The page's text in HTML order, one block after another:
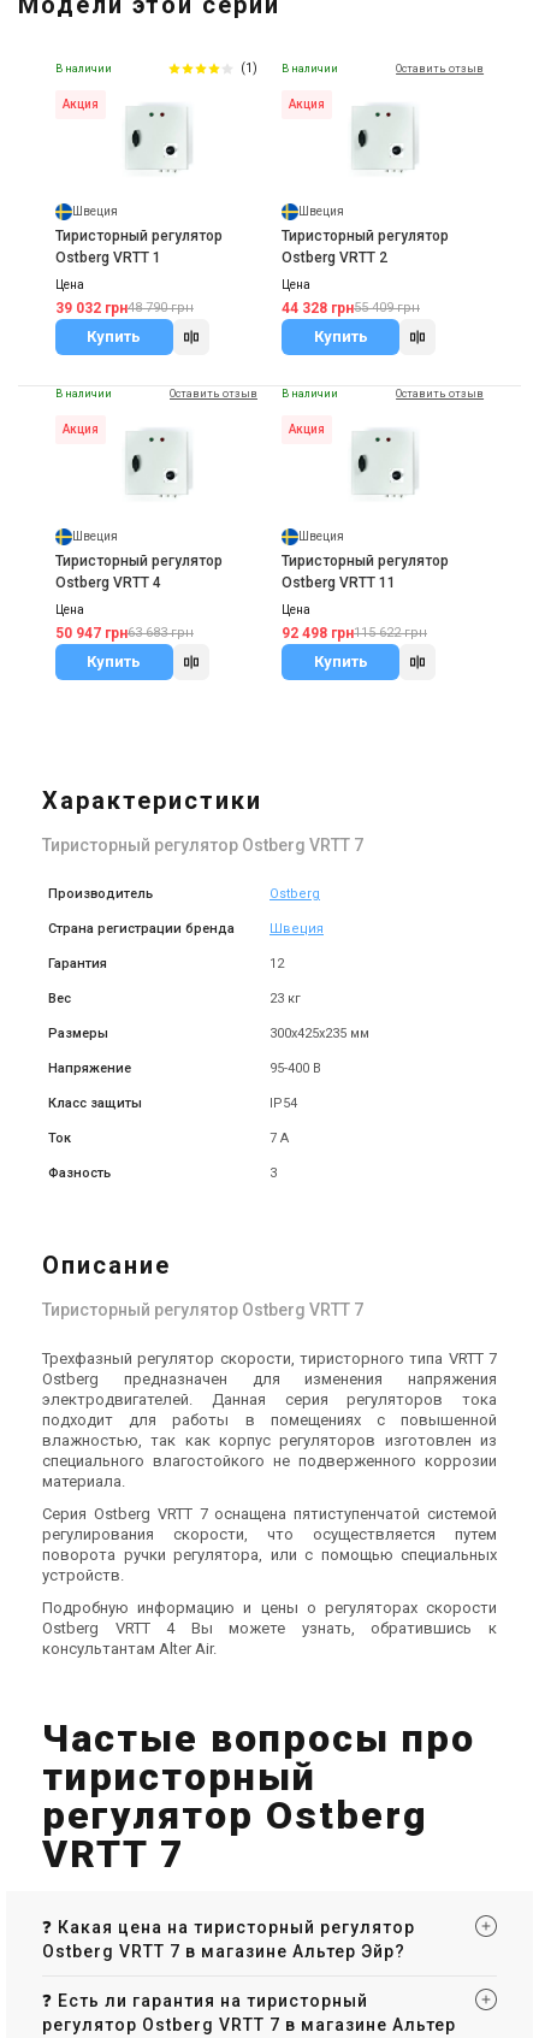
Купить
В наличии (1)
Акция
Швеция
Тиристорный регулятор
Ostberg VRTT 1
Цена
39 032 грн48 790 грн
Купить
В наличии Оставить отзыв
Акция
Швеция
Тиристорный регулятор
Ostberg VRTT 2
Цена
44 328 грн55 409 грн
Купить
В наличии Оставить отзыв
Акция
Швеция
Тиристорный регулятор
Ostberg VRTT 4
Цена
50 947 грн63 683 грн
Купить
В наличии Оставить отзыв
Акция
Швеция
Тиристорный регулятор
Ostberg VRTT 11
Цена
92 498 грн115 622 грн
Купить
Характеристики
Тиристорный регулятор Ostberg VRTT 7
Производитель Ostberg
Страна регистрации бренда Швеция
Гарантия 12
Вес 23 кг
Размеры 300х425х235 мм
Напряжение 95-400 В
Класс защиты IP54
Ток 7 А
Фазность 3
Описание
Тиристорный регулятор Ostberg VRTT 7
Трехфазный регулятор скорости, тиристорного типа VRTT 7
Ostberg предназначен для изменения напряжения
электродвигателей. Данная серия регуляторов тока
подходит для работы в помещениях с повышенной
влажностью, так как корпус регуляторов изготовлен из
специального влагостойкого не подверженного коррозии
материала.
Серия Ostberg VRTT 7 оснащена пятиступенчатой системой
регулирования скорости, что осуществляется путем
поворота ручки регулятора, или с помощью специальных
устройств.
Подробную информацию и цены о регуляторах скорости
Ostberg VRTT 4 Вы можете узнать, обратившись к
консультантам Alter Air.
Частые вопросы про
тиристорный
регулятор Ostberg
VRTT 7
❓ Какая цена на тиристорный регулятор
Ostberg VRTT 7 в магазине Альтер Эйр?
❓ Есть ли гарантия на тиристорный
регулятор Ostberg VRTT 7 в магазине Альтер